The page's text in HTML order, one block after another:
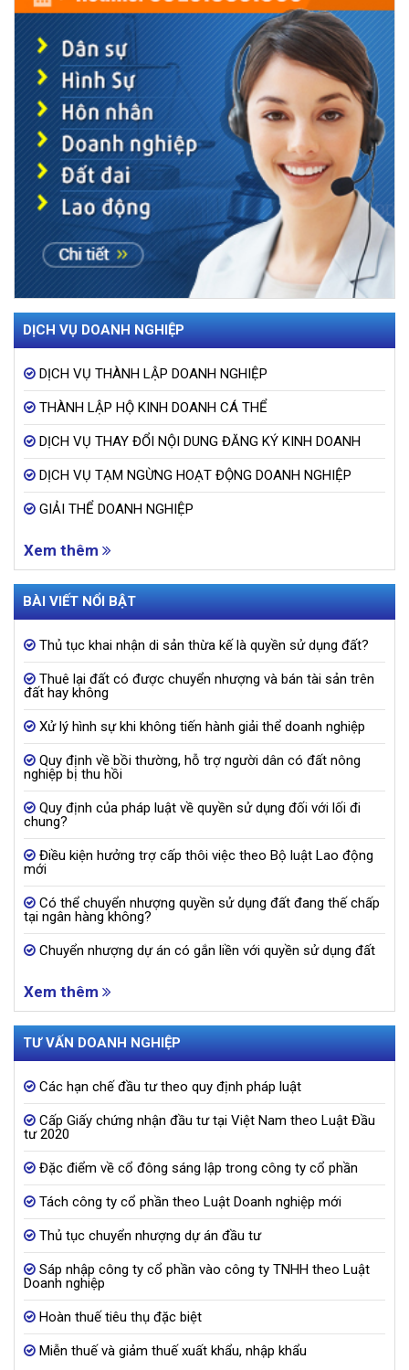
DỊCH VỤ DOANH NGHIỆP
DỊCH VỤ THÀNH LẬP DOANH NGHIỆP
THÀNH LẬP HỘ KINH DOANH CÁ THỂ
DỊCH VỤ THAY ĐỔI NỘI DUNG ĐĂNG KÝ KINH DOANH
DỊCH VỤ TẠM NGỪNG HOẠT ĐỘNG DOANH NGHIỆP
GIẢI THỂ DOANH NGHIỆP
Xem thêm
BÀI VIẾT NỔI BẬT
Thủ tục khai nhận di sản thừa kế là quyền sử dụng đất?
Thuê lại đất có được chuyển nhượng và bán tài sản trên
đất hay không
Xử lý hình sự khi không tiến hành giải thể doanh nghiệp
Quy định về bồi thường, hỗ trợ người dân có đất nông
nghiệp bị thu hồi
Quy định của pháp luật về quyền sử dụng đối với lối đi
chung?
Điều kiện hưởng trợ cấp thôi việc theo Bộ luật Lao động
mới
Có thể chuyển nhượng quyền sử dụng đất đang thế chấp
tại ngân hàng không?
Chuyển nhượng dự án có gắn liền với quyền sử dụng đất
Xem thêm
TƯ VẤN DOANH NGHIỆP
Các hạn chế đầu tư theo quy định pháp luật
Cấp Giấy chứng nhận đầu tư tại Việt Nam theo Luật Đầu
tư 2020
Đặc điểm về cổ đông sáng lập trong công ty cổ phần
Tách công ty cổ phần theo Luật Doanh nghiệp mới
Thủ tục chuyển nhượng dự án đầu tư
Sáp nhập công ty cổ phần vào công ty TNHH theo Luật
Doanh nghiệp
Hoàn thuế tiêu thụ đặc biệt
Miễn thuế và giảm thuế xuất khẩu, nhập khẩu